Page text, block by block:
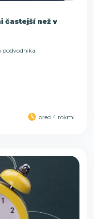
častejší než v
pred 4 rokmi